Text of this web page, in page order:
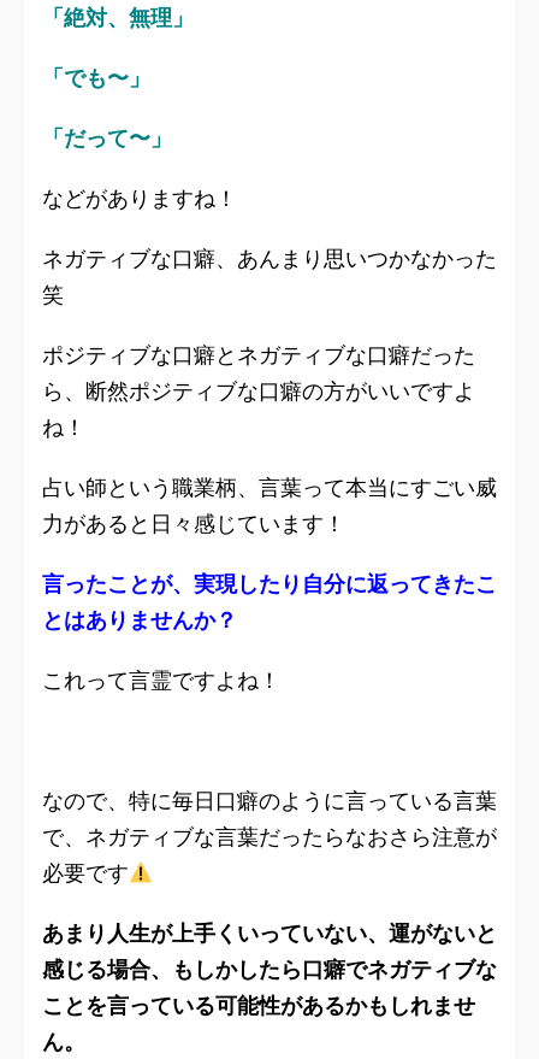
「絶対、無理」
「でも〜」
「だって〜」
などがありますね！
ネガティブな口癖、あんまり思いつかなかった
笑
ポジティブな口癖とネガティブな口癖だった
ら、断然ポジティブな口癖の方がいいですよ
ね！
占い師という職業柄、言葉って本当にすごい威
力があると日々感じています！
言ったことが、実現したり自分に返ってきたこ
とはありませんか？
これって言霊ですよね！
なので、特に毎日口癖のように言っている言葉
で、ネガティブな言葉だったらなおさら注意が
必要です
あまり人生が上手くいっていない、運がないと
感じる場合、もしかしたら口癖でネガティブな
ことを言っている可能性があるかもしれませ
ん。